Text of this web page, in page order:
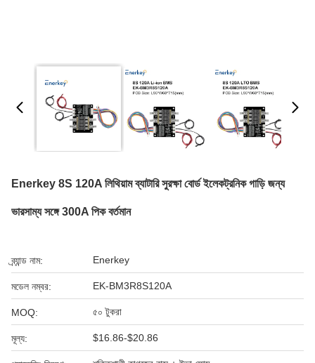
Enerkey 8S 120A লিথিয়াম ব্যাটারি সুরক্ষা বোর্ড ইলেকট্রনিক গাড়ি জন্য
ভারসাম্য সঙ্গে 300A পিক বর্তমান
ব্র্যান্ড নাম: Enerkey
মডেল নম্বর: EK-BM3R8S120A
MOQ: ৫০ টুকরা
মূল্য: $16.86-$20.86